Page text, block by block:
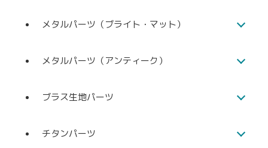
メタルパーツ（ブライト・マット）
メタルパーツ（アンティーク）
ブラス生地パーツ
チタンパーツ